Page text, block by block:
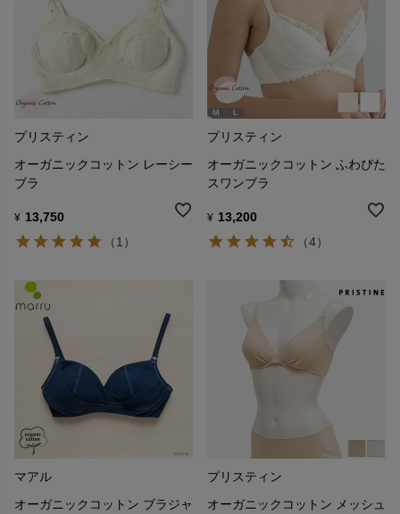
プリスティン
オーガニックコットン レーシー
ブラ
¥ 13,750
（1）
プリスティン
オーガニックコットン ふわぴた
スワンブラ
¥ 13,200
（4）
マアル
オーガニックコットン ブラジャ
プリスティン
オーガニックコットン メッシュ